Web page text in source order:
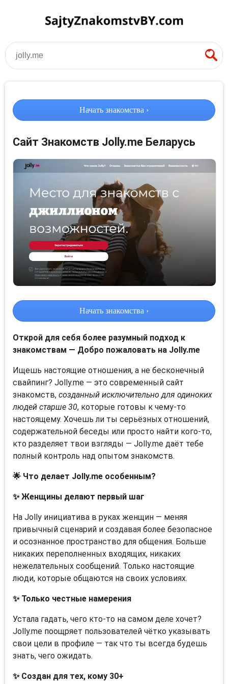
jolly.me
Начать знакомства ›
Сайт Знакомств Jolly.me Беларусь
Начать знакомства ›
Открой для себя более разумный подход к
знакомствам — Добро пожаловать на Jolly.me
Ищешь настоящие отношения, а не бесконечный
свайпинг? Jolly.me — это современный сайт
знакомств, созданный исключительно для одиноких
людей старше 30, которые готовы к чему-то
настоящему. Хочешь ли ты серьёзных отношений,
содержательной беседы или просто найти кого-то,
кто разделяет твои взгляды — Jolly.me даёт тебе
полный контроль над опытом знакомств.
🌟 Что делает Jolly.me особенным?
✨ Женщины делают первый шаг
На Jolly инициатива в руках женщин — меняя
привычный сценарий и создавая более безопасное
и осознанное пространство для общения. Больше
никаких переполненных входящих, никаких
нежелательных сообщений. Только настоящие
люди, которые общаются на своих условиях.
✨ Только честные намерения
Устала гадать, чего кто-то на самом деле хочет?
Jolly.me поощряет пользователей чётко указывать
свои цели в профиле — так что ты всегда будешь
знать, чего ожидать.
✨ Создан для тех, кому 30+